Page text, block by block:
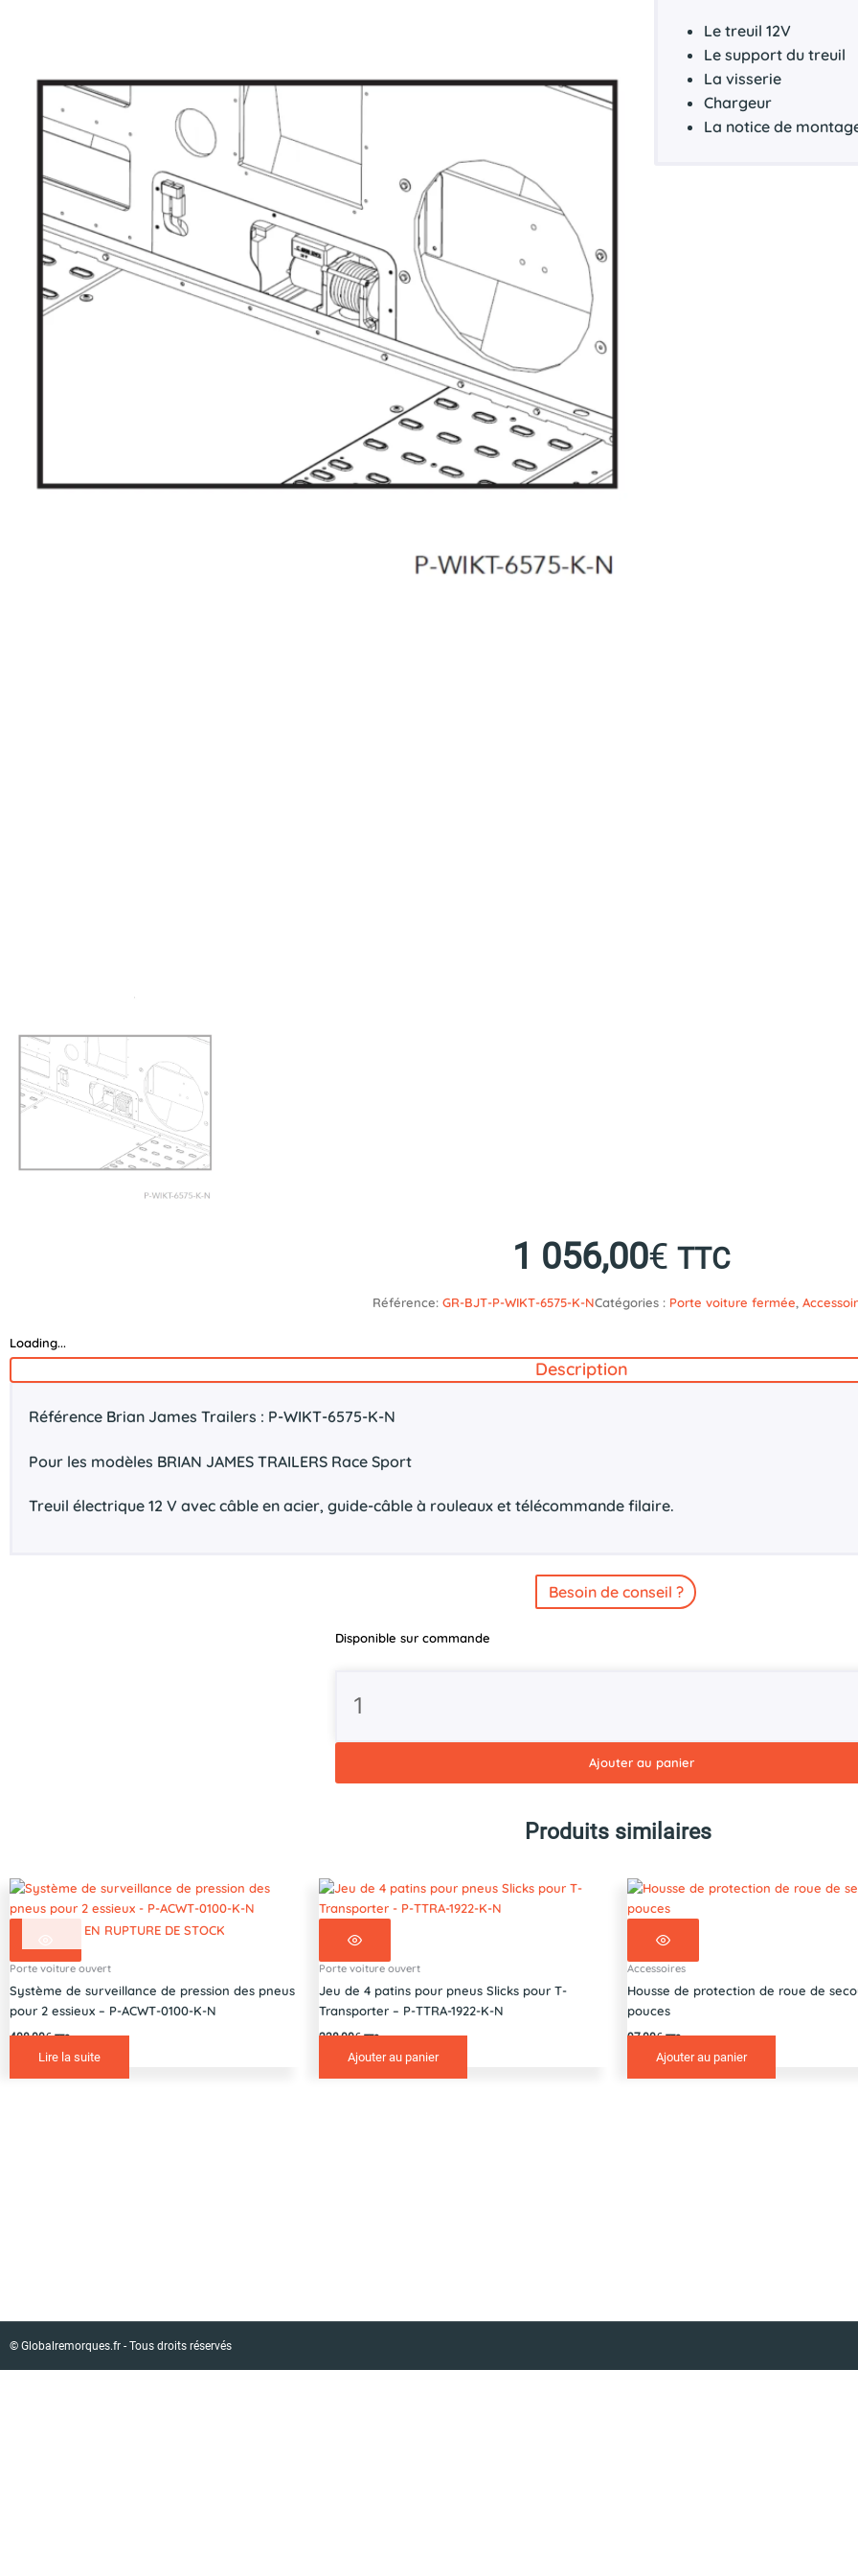
Le treuil 12V
Le support du treuil
La visserie
Chargeur
La notice de
1 056,00€ TTC
Référence: GR-BJT-P-WIKT-6575-K-NCatégories : Porte voiture fermée,
Loading...
Description
Référence Brian James Trailers : P-WIKT-6575-K-N
Pour les modèles BRIAN JAMES TRAILERS Race Sport
Treuil électrique 12 V avec câble en acier, guide-câble à rouleaux et télécommande filaire.
Besoin de conseil ?
Disponible sur commande
quantité
électrique
Ajouter au panier
Produits similaires
EN RUPTURE DE STOCK
Porte voiture ouvert
Système de surveillance de pression des pneus
pour 2 essieux – P-ACWT-0100-K-N
408,00€ TTC
Lire la suite
Porte voiture ouvert
Jeu de 4 patins pour pneus Slicks pour T-
Transporter – P-TTRA-1922-K-N
228,00€ TTC
Ajouter au panier
Accessoires
Housse de protection de roue de
pouces
97,00€ TTC
Ajouter au panier
© Globalremorques.fr - Tous droits réservés